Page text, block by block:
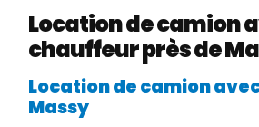
Location de camion
chauffeur près de
Location de camion
Massy